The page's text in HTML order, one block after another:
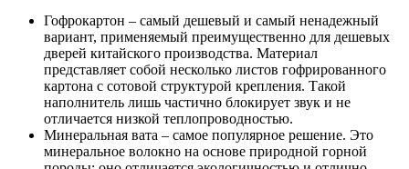
Гофрокартон – самый дешевый и самый ненадежный
вариант, применяемый преимущественно для дешевых
дверей китайского производства. Материал
представляет собой несколько листов гофрированного
картона с сотовой структурой крепления. Такой
наполнитель лишь частично блокирует звук и не
отличается низкой теплопроводностью.
Минеральная вата – самое популярное решение. Это
минеральное волокно на основе природной горной